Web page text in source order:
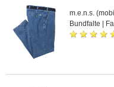
m.e.n.s.
Bundfalte |